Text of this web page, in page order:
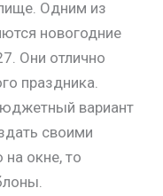
Одним из
новогодние
Они отлично
праздника.
вариант
своими
окне, то